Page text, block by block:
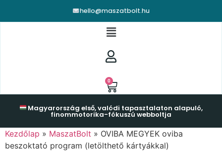
hello@maszatbolt.hu
0
Magyarország első, valódi tapasztalaton alapuló,
finommotorika-fókuszú webboltja
Kezdőlap » MaszatBolt » OVIBA MEGYEK oviba
beszoktató program (letölthető kártyákkal)